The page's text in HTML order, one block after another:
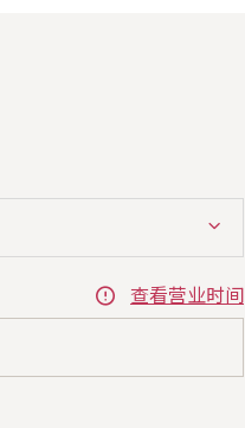
查看营业时间